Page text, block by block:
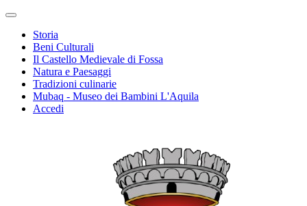
Storia
Beni Culturali
Il Castello Medievale di Fossa
Natura e Paesaggi
Tradizioni culinarie
Mubaq - Museo dei Bambini L'Aquila
Accedi